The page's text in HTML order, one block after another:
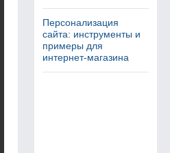
Персонализация
сайта: инструменты и
примеры для
интернет-магазина